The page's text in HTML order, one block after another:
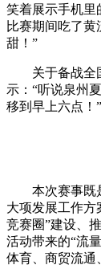
笑着展示手机里
比赛期间吃了
甜！”
关于备战全国
示：“听说泉州
移到早上六点！”
本次赛事既是
大项发展工作方
竞赛圈”建设、
活动带来的“流
体育、商贸流通